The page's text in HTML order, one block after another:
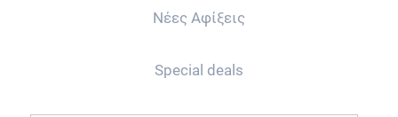
Νέες Αφίξεις
Special deals